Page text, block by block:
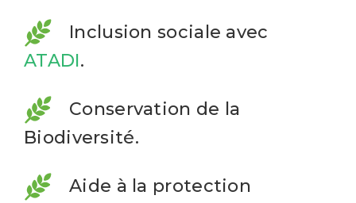
Inclusion sociale avec
ATADI.
Conservation de la
Biodiversité.
Aide à la protection